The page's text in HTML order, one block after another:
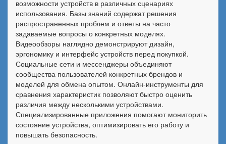
возможности устройств в различных сценариях
использования. Базы знаний содержат решения
распространенных проблем и ответы на часто
задаваемые вопросы о конкретных моделях.
Видеообзоры наглядно демонстрируют дизайн,
эргономику и интерфейс устройств перед покупкой.
Социальные сети и мессенджеры объединяют
сообщества пользователей конкретных брендов и
моделей для обмена опытом. Онлайн-инструменты для
сравнения характеристик позволяют быстро оценить
различия между несколькими устройствами.
Специализированные приложения помогают мониторить
состояние устройства, оптимизировать его работу и
повышать безопасность.